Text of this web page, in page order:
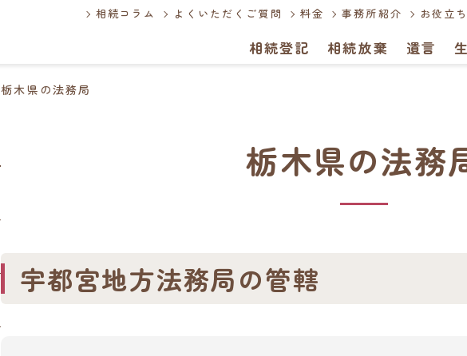
相続コラム よくいただくご質問 料金 事務所紹介 お役立
相続登記 相続放棄 遺言
栃木県の法務局
栃木県の法務
宇都宮地方法務局の管轄